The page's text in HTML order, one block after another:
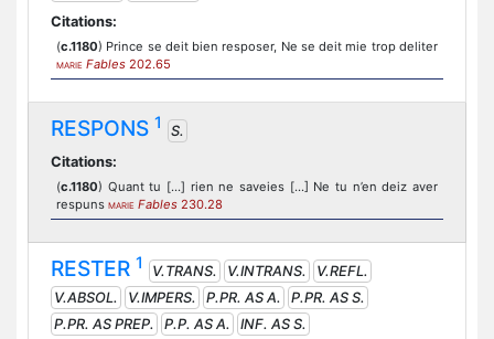
Citations:
(c.1180) Prince se deit bien resposer, Ne se deit mie trop deliter
MARIE Fables 202.65
RESPONS 1
S.
Citations:
(c.1180) Quant tu [...] rien ne saveies [...] Ne tu n’en deiz aver
respuns MARIE Fables 230.28
RESTER 1 V.TRANS. V.INTRANS.
V.REFL.
V.ABSOL.
V.IMPERS. P.PR. AS A.
P.PR. AS S.
P.PR. AS PREP.
P.P. AS A.
INF. AS S.